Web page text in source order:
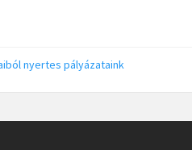
nyertes pályázataink